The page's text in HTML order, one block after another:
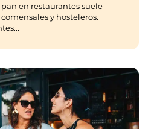
en restaurantes suele
y hosteleros.